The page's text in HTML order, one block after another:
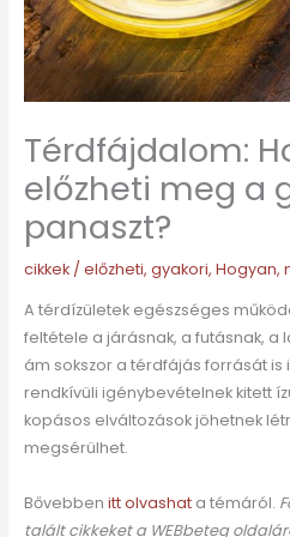
Térdfájdalom:
előzheti meg a
panaszt?
cikkek/ előzheti, gyakori, Hogyan,
A térdízületek egészséges
feltétele a járásnak, a futásnak, a
ám sokszor a térdfájás forrását is
rendkívüli igénybevételnek kitett
kopásos elváltozások jöhetnek
megsérülhet.
Bővebben itt olvashat a témáról.
talált cikkeket a WEBbeteg